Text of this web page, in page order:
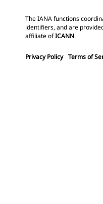
The IANA functions
identifiers, and are
affiliate ofICANN.
Privacy Policy Terms of